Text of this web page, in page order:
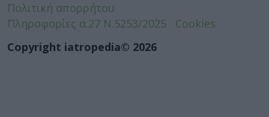
Πολιτική απορρήτου
Πληροφορίες α.27 Ν.5253/2025
Cookies
Copyright iatropedia© 2026